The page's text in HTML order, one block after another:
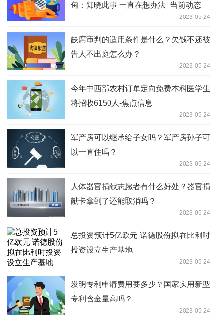
甸：知晓此事 一直在想办法_当前动态
2023-05-24
缺席审判的适用条件是什么？欠钱不还被
告人不出庭怎么办？
2023-05-24
今年中西部农村订单定向免费本科医学生
将招收6150人-焦点信息
2023-05-24
军产房可以继承给子女吗？军产房孙子可
以一直住吗？
2023-05-24
人体器官捐献志愿者有什么好处？器官捐
献卡拿到了还能取消吗？
2023-05-24
总投资预计5亿欧元 诺德股份拟在比利时
投资设立生产基地
2023-05-24
发明专利申请费用要多少？国家实用新型
专利含金量高吗？
2023-05-24